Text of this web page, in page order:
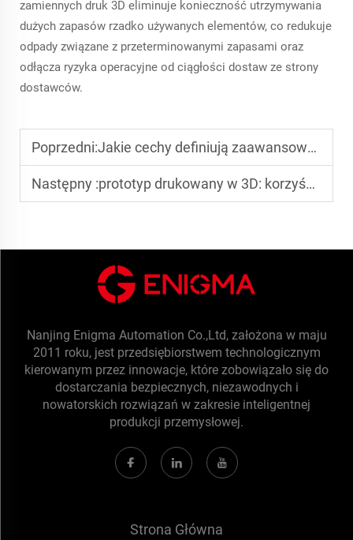
zamiennych druk 3D eliminuje konieczność utrzymywania
dużych zapasów rzadko używanych elementów, co redukuje
odpady związane z przeterminowanymi zapasami oraz
odłącza ryzyka operacyjne od ciągłości dostaw ze strony
dostawców.
Poprzedni:Jakie cechy definiują zaawansowane wyposażenie do spawania WAAM?
Następny :prototyp drukowany w 3D: korzyści związane z testowaniem, oszczędnościami kosztów oraz doskonaleniem projektu
Nanjing Enigma Automation Co.,Ltd, założona w maju
2011 roku, jest przedsiębiorstwem technologicznym
kierowanym przez innowacje, które zobowiązało się do
dostarczania bezpiecznych, niezawodnych i
nowatorskich rozwiązań w zakresie inteligentnej
produkcji przemysłowej.
Strona Główna